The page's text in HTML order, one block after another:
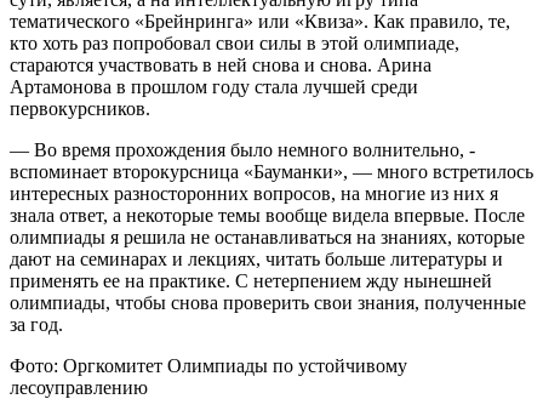
тематического «Брейнринга» или «Квиза». Как правило, те,
кто хоть раз попробовал свои силы в этой олимпиаде,
стараются участвовать в ней снова и снова. Арина
Артамонова в прошлом году стала лучшей среди
первокурсников.
— Во время прохождения было немного волнительно, -
вспоминает второкурсница «Бауманки», — много встретилось
интересных разносторонних вопросов, на многие из них я
знала ответ, а некоторые темы вообще видела впервые. После
олимпиады я решила не останавливаться на знаниях, которые
дают на семинарах и лекциях, читать больше литературы и
применять ее на практике. С нетерпением жду нынешней
олимпиады, чтобы снова проверить свои знания, полученные
за год.
Фото: Оргкомитет Олимпиады по устойчивому
лесоуправлению